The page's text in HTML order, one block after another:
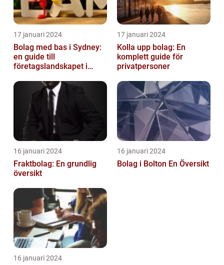
17 januari 2024
Bolag med bas i Sydney:
en guide till
företagslandskapet i
stad
17 januari 2024
Kolla upp bolag: En
komplett guide för
privatpersoner
16 januari 2024
Fraktbolag: En grundlig
översikt
16 januari 2024
Bolag i Bolton En Översikt
16 januari 2024